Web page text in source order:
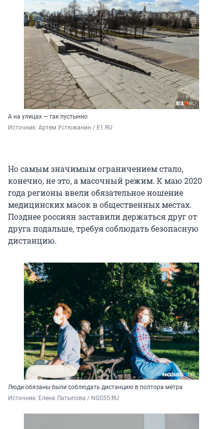
А на улицах — так пустынно
Источник: Артем Устюжанин / E1.RU
Но самым значимым ограничением стало,
конечно, не это, а масочный режим. К маю 2020
года регионы ввели обязательное ношение
медицинских масок в общественных местах.
Позднее россиян заставили держаться друг от
друга подальше, требуя соблюдать безопасную
дистанцию.
Люди обязаны были соблюдать дистанцию в полтора метра
Источник: Елена Латыпова / NGS55.RU